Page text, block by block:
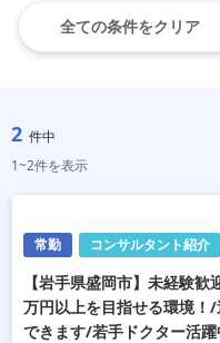
全ての条件をクリア
2 件中
1~2件を表示
常勤 コンサルタント紹介
【岩手県盛岡市】未経験
万円以上を目指せる環境！
できます/若手ドクター活躍